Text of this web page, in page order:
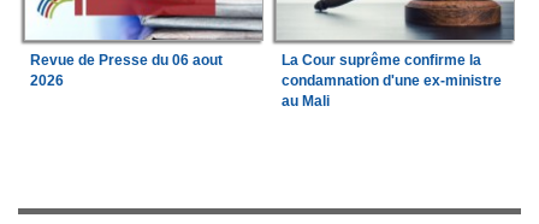
Revue de Presse du 06 aout
2026
La Cour suprême confirme la
condamnation d'une ex-ministre
au Mali